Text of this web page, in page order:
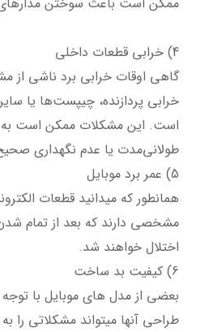
4) خرابی قطعات داخلی
گاهی اوقات خرابی برد ناشی از
خرابی پردازنده، چیپست‌ها یا
است. این مشکلات ممکن است به
طولانی‌مدت یا عدم نگهداری
5) عمر برد موبایل
همانطور که میدانید قطعات
مشخصی دارند که بعد از تمام
اختلال خواهند شد.
6) کیفیت بد ساخت
بعضی از مدل های موبایل با
طراحی آنها میتواند مشکلاتی را